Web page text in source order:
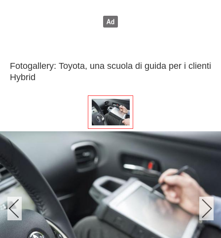
Fotogallery: Toyota, una scuola di guida per i clienti
Hybrid